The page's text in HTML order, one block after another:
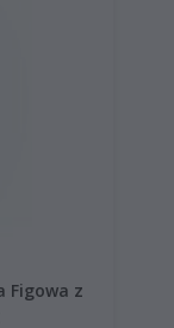
Figowa z